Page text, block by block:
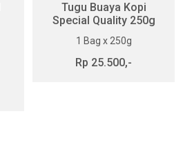
Tugu Buaya Kopi
Special Quality 250g
1 Bag x 250g
Rp 25.500,-